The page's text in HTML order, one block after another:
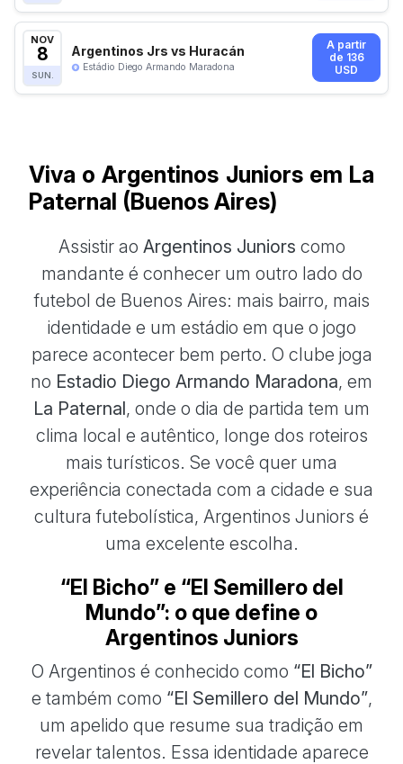
NOV
8
SUN.
Argentinos Jrs vs Huracán
Estádio Diego Armando Maradona
A partir
de 136
USD
Viva o Argentinos Juniors em La
Paternal (Buenos Aires)
Assistir ao Argentinos Juniors como
mandante é conhecer um outro lado do
futebol de Buenos Aires: mais bairro, mais
identidade e um estádio em que o jogo
parece acontecer bem perto. O clube joga
no Estadio Diego Armando Maradona, em
La Paternal, onde o dia de partida tem um
clima local e autêntico, longe dos roteiros
mais turísticos. Se você quer uma
experiência conectada com a cidade e sua
cultura futebolística, Argentinos Juniors é
uma excelente escolha.
“El Bicho” e “El Semillero del
Mundo”: o que define o
Argentinos Juniors
O Argentinos é conhecido como “El Bicho”
e também como “El Semillero del Mundo”,
um apelido que resume sua tradição em
revelar talentos. Essa identidade aparece